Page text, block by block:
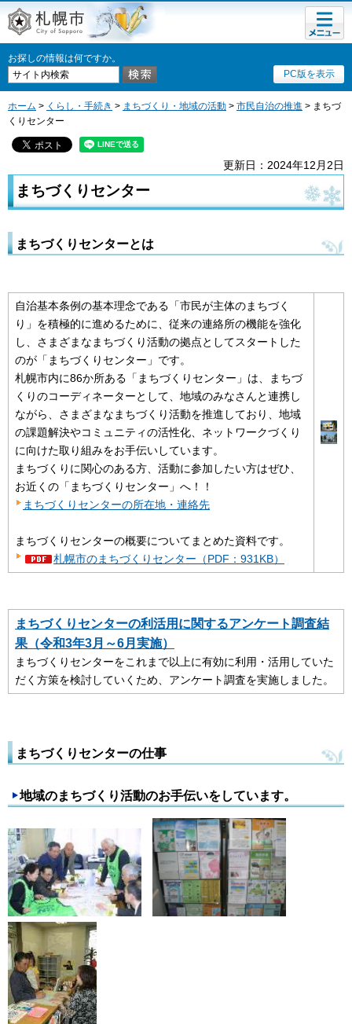
札幌市
お探しの情報は何ですか。
PC版を表示
メニュ
ー
ホーム > くらし・手続き > まちづくり・地域の活動 > 市民自治の推進 > まちづ
くりセンター
更新日：2024年12月2日
まちづくりセンター
まちづくりセンターとは
自治基本条例の基本理念である「市民が主体のまちづく
り」を積極的に進めるために、従来の連絡所の機能を強化
し、さまざまなまちづくり活動の拠点としてスタートした
のが「まちづくりセンター」です。
札幌市内に86か所ある「まちづくりセンター」は、まちづ
くりのコーディネーターとして、地域のみなさんと連携し
ながら、さまざまなまちづくり活動を推進しており、地域
の課題解決やコミュニティの活性化、ネットワークづくり
に向けた取り組みをお手伝いしています。
まちづくりに関心のある方、活動に参加したい方はぜひ、
お近くの「まちづくりセンター」へ！！
まちづくりセンターの所在地・連絡先
まちづくりセンターの概要についてまとめた資料です。
札幌市のまちづくりセンター（PDF：931KB）
まちづくりセンターの利活用に関するアンケート調査結
果（令和3年3月～6月実施）
まちづくりセンターをこれまで以上に有効に利用・活用していた
だく方策を検討していくため、アンケート調査を実施しました。
まちづくりセンターの仕事
地域のまちづくり活動のお手伝いをしています。